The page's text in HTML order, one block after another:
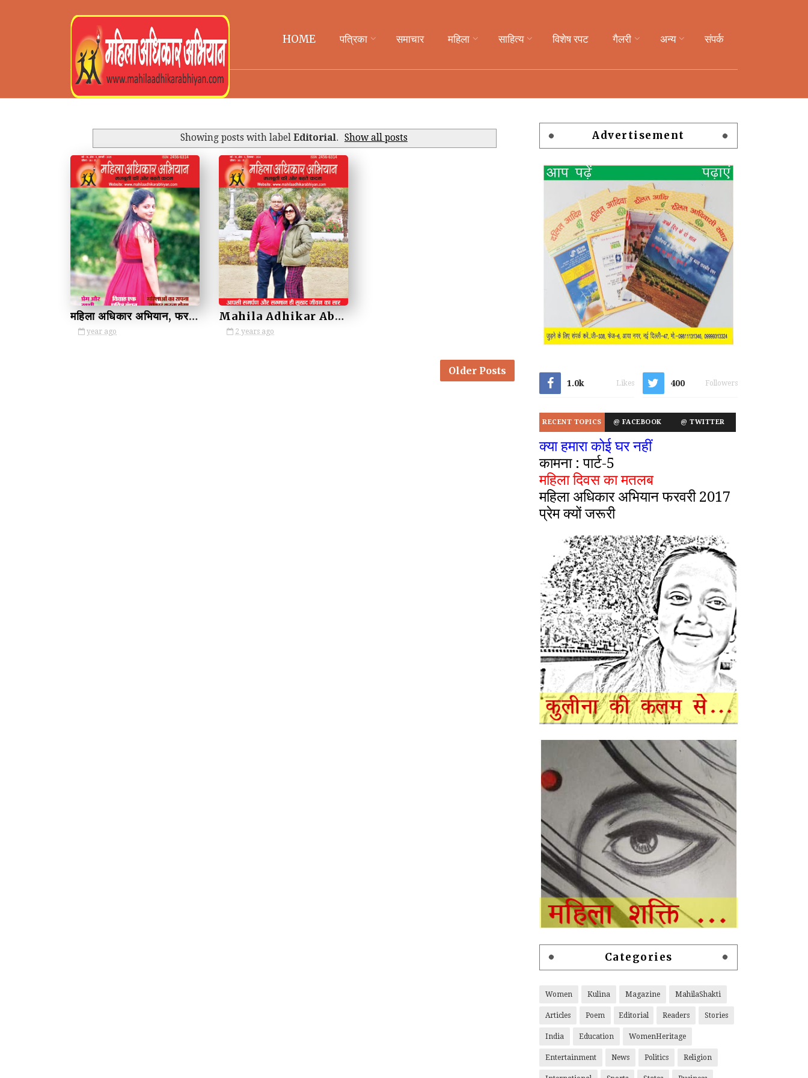
HOME पत्रिका समाचार महिला साहित्य विशेष रपट गैलरी अन्य संपर्क
Showing posts with label Editorial. Show all posts
by Kulina Kumari
महिला अधिकार अभियान, फरवरी 2025 / Mahila Adhikar Abhiyan, February 2025
year ago
by Kulina Kumari
Mahila Adhikar Abhiyan December 2024/ महिला अधिकार अभियान, दिसंबर 2024
2 years ago
Older Posts
Advertisement
1.0k Likes 400 Followers
RECENT TOPICS @ FACEBOOK @ TWITTER
क्या हमारा कोई घर नहीं
कामना : पार्ट-5
महिला दिवस का मतलब
महिला अधिकार अभियान फरवरी 2017
प्रेम क्यों जरूरी
Categories
Women Kulina Magazine MahilaShakti
Articles Poem Editorial Readers Stories
India Education WomenHeritage
Entertainment News Politics Religion